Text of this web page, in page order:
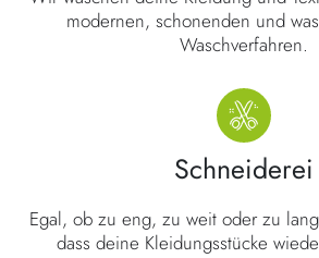
modernen, schonenden und
Waschverfahren.
Schneiderei
Egal, ob zu eng, zu weit oder zu
dass deine Kleidungsstücke